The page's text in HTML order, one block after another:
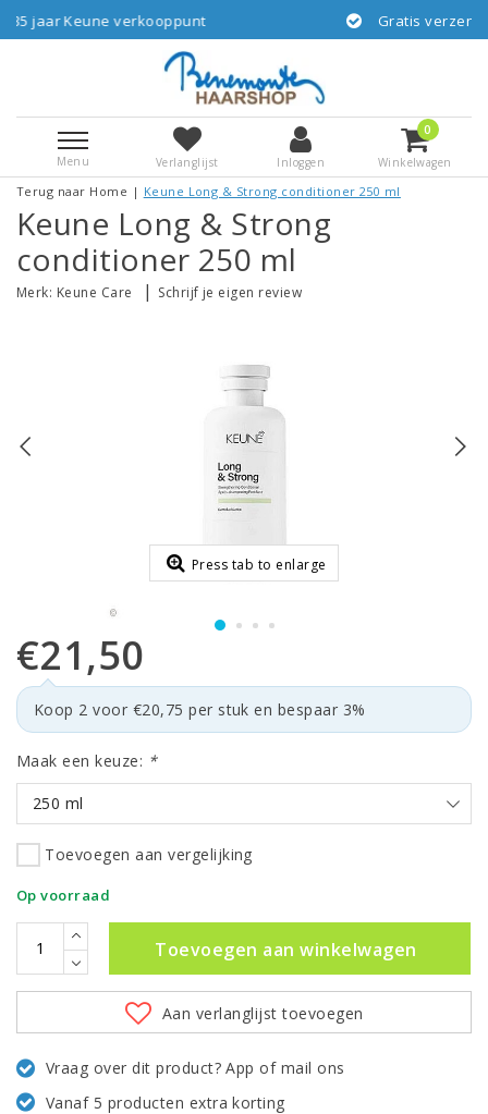
Gratis verzending vanaf € 55,-- NL via
Menu Verlanglijst Inloggen
0
Winkelwagen
Terug naar Home | Keune Long & Strong conditioner 250 ml
Keune Long & Strong
conditioner 250 ml
Merk: Keune Care | Schrijf je eigen review
Press tab to enlarge
€21,50
Koop 2 voor €20,75 per stuk en bespaar 3%
Maak een keuze: *
250 ml
Toevoegen aan vergelijking
Op voorraad
Toevoegen aan winkelwagen
Aan verlanglijst toevoegen
Vraag over dit product? App of mail ons
Vanaf 5 producten extra korting